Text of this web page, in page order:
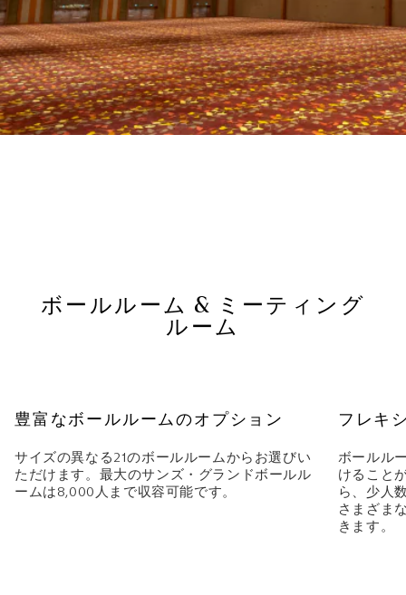
ボールルーム & ミーティング
ルーム
豊富なボールルームのオプション
サイズの異なる21のボールルームからお選びい
ただけます。最大のサンズ・グランドボールル
ームは8,000人まで収容可能です。
フレキ
ボールル
けること
ら、少人
さまざま
きます。